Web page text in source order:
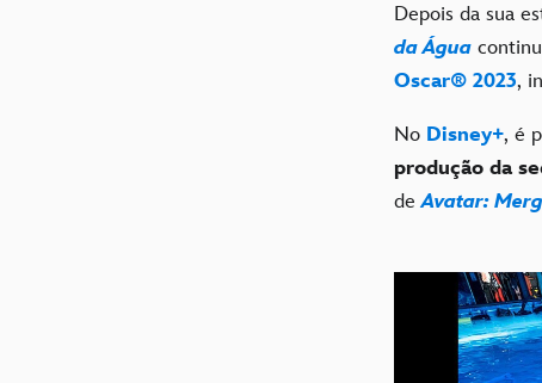
Depois da sua
da Água
Oscar® 2023,
No Disney+, é
produção da
deAvatar: